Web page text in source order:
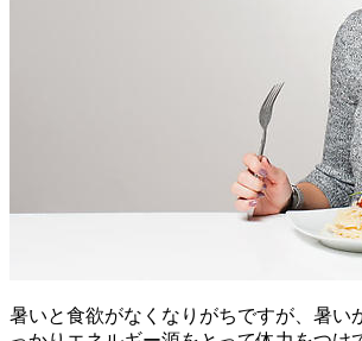
暑いと食欲がなくなりがちですが、暑い